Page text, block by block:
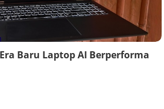
Baru Laptop AI Berperforma